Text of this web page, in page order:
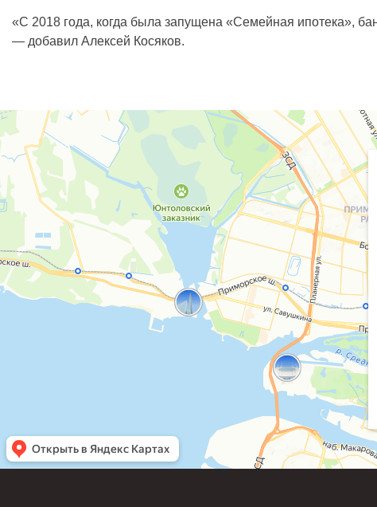
«С 2018 года, когда была запущена «Семейная ипотека»,
— добавил Алексей Косяков.